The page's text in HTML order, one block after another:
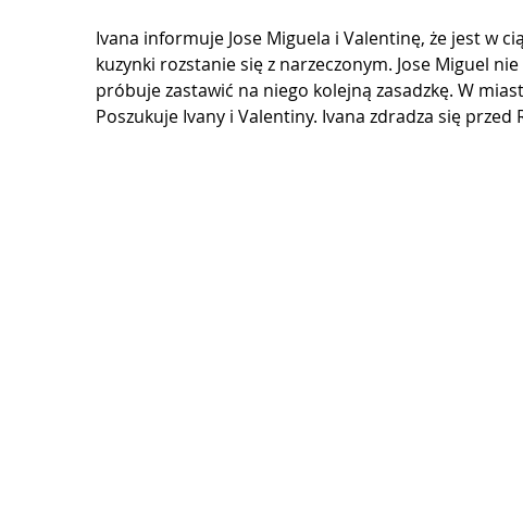
Ivana informuje Jose Miguela i Valentinę, że jest w
kuzynki rozstanie się z narzeczonym. Jose Miguel
próbuje zastawić na niego kolejną zasadzkę. W
Poszukuje Ivany i Valentiny. Ivana zdradza się